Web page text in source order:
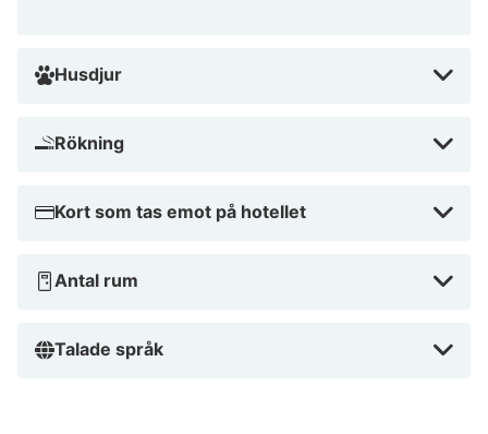
Husdjur
Rökning
Kort som tas emot på hotellet
Antal rum
Talade språk